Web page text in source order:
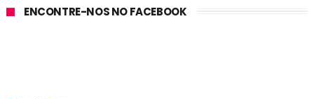
ENCONTRE-NOS NO FACEBOOK